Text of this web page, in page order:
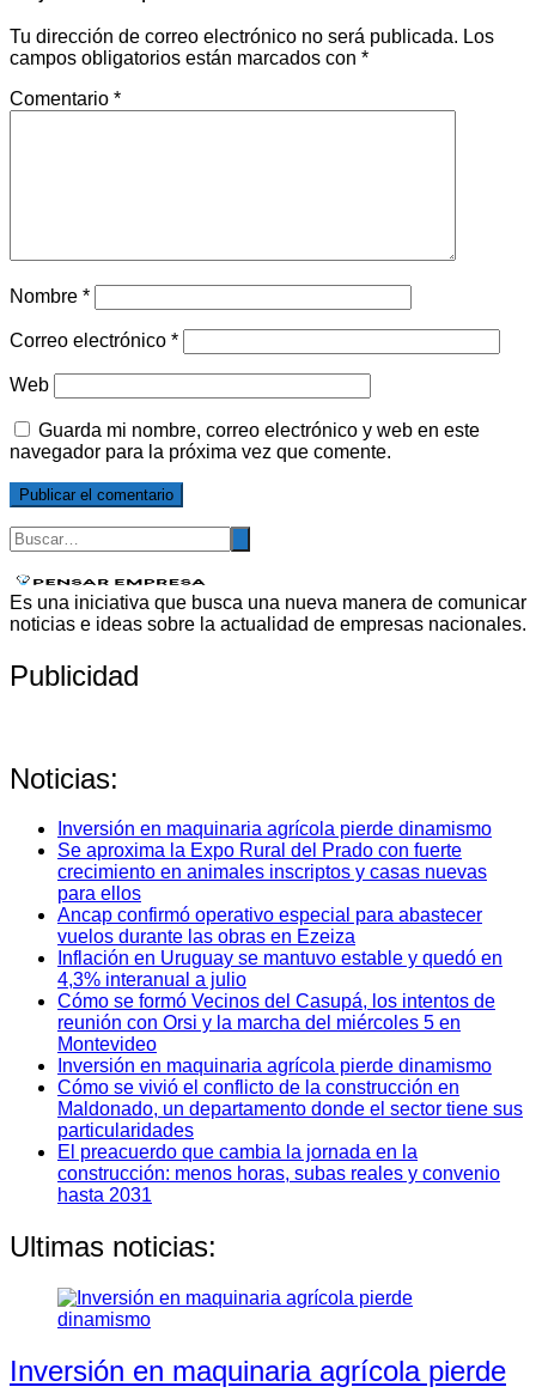
Tu dirección de correo electrónico no será publicada. Los
campos obligatorios están marcados con *
Comentario *
Nombre *
Correo electrónico *
Web
Guarda mi nombre, correo electrónico y web en este
navegador para la próxima vez que comente.
Es una iniciativa que busca una nueva manera de comunicar
noticias e ideas sobre la actualidad de empresas nacionales.
Publicidad
Noticias:
Inversión en maquinaria agrícola pierde dinamismo
Se aproxima la Expo Rural del Prado con fuerte
crecimiento en animales inscriptos y casas nuevas
para ellos
Ancap confirmó operativo especial para abastecer
vuelos durante las obras en Ezeiza
Inflación en Uruguay se mantuvo estable y quedó en
4,3% interanual a julio
Cómo se formó Vecinos del Casupá, los intentos de
reunión con Orsi y la marcha del miércoles 5 en
Montevideo
Inversión en maquinaria agrícola pierde dinamismo
Cómo se vivió el conflicto de la construcción en
Maldonado, un departamento donde el sector tiene sus
particularidades
El preacuerdo que cambia la jornada en la
construcción: menos horas, subas reales y convenio
hasta 2031
Ultimas noticias:
Inversión en maquinaria agrícola pierde